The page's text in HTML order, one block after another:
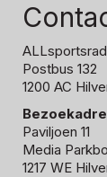
Postbus 132
1200 AC
Paviljoen 11
Media
1217 WE